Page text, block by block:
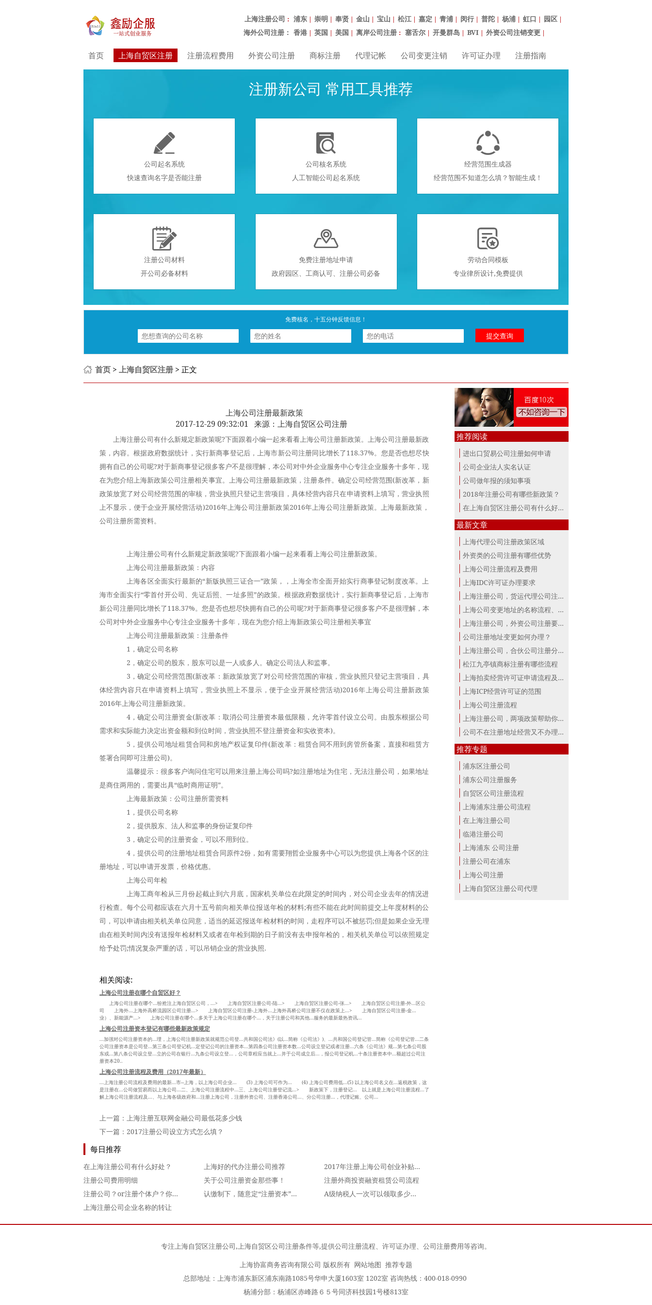
上海注册公司 ： 浦东 | 崇明 | 奉贤 | 金山 | 宝山 | 松江 | 嘉定 | 青浦 | 闵行 | 普陀 | 杨浦 | 虹口 | 园区 |
海外公司注册： 香港 | 英国 | 美国 | 离岸公司注册 ： 塞舌尔 | 开曼群岛 | BVI | 外资公司注销变更 |
首页 上海自贸区注册 注册流程费用 外资公司注册 商标注册 代理记帐 公司变更注销 许可证办理 注册指南
注册新公司 常用工具推荐

公司起名系统
快速查询名字是否能注册

公司核名系统
人工智能公司起名系统

经营范围生成器
经营范围不知道怎么填？智能生成！

注册公司材料
开公司必备材料

免费注册地址申请
政府园区、工商认可、注册公司必备

劳动合同模板
专业律所设计,免费提供
免费核名，十五分钟反馈信息！
首页 > 上海自贸区注册 > 正文
上海公司注册最新政策
2017-12-29 09:32:01 来源：上海自贸区公司注册
上海注册公司有什么新规定新政策呢?下面跟着小编一起来看看上海公司注册新政策。上海公司注册最新政
策，内容。根据政府数据统计，实行新商事登记后，上海市新公司注册同比增长了118.37%。您是否也想尽快
拥有自己的公司呢?对于新商事登记很多客户不是很理解，本公司对中外企业服务中心专注企业服务十多年，现
在为您介绍上海新政策公司注册相关事宜。上海公司注册最新政策，注册条件。确定公司经营范围(新改革，新
政策放宽了对公司经营范围的审核，营业执照只登记主营项目，具体经营内容只在申请资料上填写，营业执照
上不显示，便于企业开展经营活动)2016年上海公司注册新政策2016年上海公司注册新政策。上海最新政策，
公司注册所需资料。
上海注册公司有什么新规定新政策呢?下面跟着小编一起来看看上海公司注册新政策。
上海公司注册最新政策：内容
上海各区全面实行最新的“新版执照三证合一”政策，，上海全市全面开始实行商事登记制度改革。上
海市全面实行“零首付开公司、先证后照、一址多照”的政策。根据政府数据统计，实行新商事登记后，上海市
新公司注册同比增长了118.37%。您是否也想尽快拥有自己的公司呢?对于新商事登记很多客户不是很理解，本
公司对中外企业服务中心专注企业服务十多年，现在为您介绍上海新政策公司注册相关事宜
上海公司注册最新政策：注册条件
1，确定公司名称
2，确定公司的股东，股东可以是一人或多人。确定公司法人和监事。
3，确定公司经营范围(新改革：新政策放宽了对公司经营范围的审核，营业执照只登记主营项目，具
体经营内容只在申请资料上填写，营业执照上不显示，便于企业开展经营活动)2016年上海公司注册新政策
2016年上海公司注册新政策。
4，确定公司注册资金(新改革：取消公司注册资本最低限额，允许零首付设立公司。由股东根据公司
需求和实际能力决定出资金额和到位时间，营业执照不登注册资金和实收资本)。
5，提供公司地址租赁合同和房地产权证复印件(新改革：租赁合同不用到房管所备案，直接和租赁方
签署合同即可注册公司)。
温馨提示：很多客户询问住宅可以用来注册上海公司吗?如注册地址为住宅，无法注册公司，如果地址
是商住两用的，需要出具“临时商用证明”。
上海最新政策：公司注册所需资料
1，提供公司名称
2，提供股东、法人和监事的身份证复印件
3，确定公司的注册资金，可以不用到位。
4，提供公司的注册地址租赁合同原件2份，如有需要翔哲企业服务中心可以为您提供上海各个区的注
册地址，可以申请开发票，价格优惠。
上海公司年检
上海工商年检从三月份起截止到六月底，国家机关单位在此限定的时间内，对公司企业去年的情况进
行检查。每个公司都应该在六月十五号前向相关单位报送年检的材料;有些不能在此时间前提交上年度材料的公
司，可以申请由相关机关单位同意，适当的延迟报送年检材料的时间，走程序可以不被惩罚;但是如果企业无理
由在相关时间内没有送报年检材料又或者在年检到期的日子前没有去申报年检的，相关机关单位可以依照规定
给予处罚;情况复杂严重的话，可以吊销企业的营业执照.
相关阅读:
上海公司注册在哪个自贸区好？
上海公司注册在哪个...纷抢注上海自贸区公司，...> 上海自贸区注册公司-陆...> 上海自贸区注册公司-张...> 上海自贸区公司注册-外...区公
司 上海外...上海外高桥流园区公司注册...> 上海自贸区公司注册-上海外...上海外高桥公司注册不仅在政策上...> 上海自贸区公司注册-金...
业）、新能源产...> 上海公司注册在哪个...多关于上海公司注册在哪个...，关于注册公司和其他...服务的最新最热资讯...
上海公司注册资本登记有哪些最新政策规定
...加强对公司注册资本的...理，上海公司注册新政策就规范公司登...共和国公司法》(以...简称《公司法》)、...共和国公司登记管...简称《公司登记管...二条
公司注册资本是公司登...第三条公司登记机...定登记公司的注册资本...第四条公司注册资本数...公司设立登记或者注册...六条《公司法》规...第七条公司股
东或...第八条公司设立登...立的公司在银行...九条公司设立登...，公司章程应当就上...并于公司成立后...，报公司登记机...十条注册资本中...额超过公司注
册资本20..
上海公司注册流程及费用（2017年最新）
...上海注册公司流程及费用的最新...市--上海，以上海公司企业... (3) 上海公司可作为... (4) 上海公司费用低...(5) 以上海公司名义在...返税政策，这
是注册在...公司做贸易而以上海公司...二、上海公司注册流程中...三、上海公司注册登记流...> 新政策下，注册登记... 以上就是上海公司注册流程...了
解上海公司注册流程及...、与上海各级政府和...注册上海公司，注册外资公司、注册香港公司...、分公司注册...，代理记账、公司...
上一篇： 上海注册互联网金融公司最低花多少钱
下一篇： 2017注册公司设立方式怎么填？
每日推荐
在上海注册公司有什么好处？ 上海好的代办注册公司推荐
2017年注册上海公司创业补贴有哪些？
注册公司费用明细
关于公司注册资金那些事！
注册外商投资融资租赁公司流程
注册公司？or注册个体户？你真的考虑好了吗？
认缴制下，随意定“注册资本”当心利息无法扣除！
A级纳税人一次可以领取多少增值税发票？
上海注册公司企业名称的转让
推荐阅读
进出口贸易公司注册如何申请
公司企业法人实名认证
公司做年报的须知事项
2018年注册公司有哪些新政策？
在上海自贸区注册公司有什么好处？
最新文章
上海代理公司注册政策区域
外资类的公司注册有哪些优势
上海公司注册流程及费用
上海IDC许可证办理要求
上海注册公司，货运代理公司注册条件！
上海公司变更地址的名称流程、材料、...
上海注册公司，外资公司注册要点！
公司注册地址变更如何办理？
上海注册公司，合伙公司注册分析！
松江九亭镇商标注册有哪些流程
上海拍卖经营许可证申请流程及材料
上海ICP经营许可证的范围
上海公司注册流程
上海注册公司，两项政策帮助你最大。
公司不在注册地址经营又不办理变更，...
推荐专题
浦东区注册公司
浦东公司注册服务
自贸区公司注册流程
上海浦东注册公司流程
在上海注册公司
临港注册公司
上海浦东 公司注册
注册公司在浦东
上海公司注册
上海自贸区注册公司代理
专注上海自贸区注册公司,上海自贸区公司注册条件等,提供公司注册流程、许可证办理、公司注册费用等咨询。
上海协富商务咨询有限公司 版权所有 网站地图 推荐专题
总部地址：上海市浦东新区浦东南路1085号华申大厦1603室 1202室 咨询热线：400-018-0990
杨浦分部：杨浦区赤峰路６５号同济科技园1号楼813室